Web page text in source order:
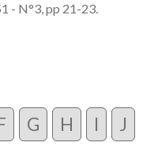
- N°3, pp 21-23.
G H I J